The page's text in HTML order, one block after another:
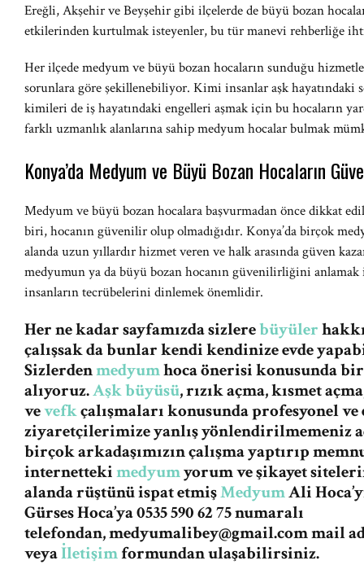
Ereğli, Akşehir ve Beyşehir gibi ilçelerde de büyü bozan
etkilerinden kurtulmak isteyenler, bu tür manevi rehberliğe
Her ilçede medyum ve büyü bozan hocaların sunduğu
sorunlara göre şekillenebiliyor. Kimi insanlar aşk
kimileri de iş hayatındaki engelleri aşmak için bu hocaların
farklı uzmanlık alanlarına sahip medyum hocalar bulmak
Konya’da Medyum ve Büyü Bozan Hocaların
Medyum ve büyü bozan hocalara başvurmadan önce dikkat
biri, hocanın güvenilir olup olmadığıdır. Konya’da birçok
alanda uzun yıllardır hizmet veren ve halk arasında güven
medyumun ya da büyü bozan hocanın güvenilirliğini anlamak
insanların tecrübelerini dinlemek önemlidir.
Her ne kadar sayfamızda sizlerebüyüler
çalışsak da bunlar kendi kendinize evde
Sizlerdenmedyumhoca önerisi konusunda
alıyoruz.Aşk büyüsü, rızık açma, kısmet
vevefkçalışmaları konusunda profesyonel
ziyaretçilerimize yanlış yönlendirilmemeniz
birçok arkadaşımızın çalışma yaptırıp
internettekimedyumyorum ve şikayet
alanda rüştünü ispat etmişMedyumAli
Gürses Hoca’ya 0535 590 62 75 numaralı
telefondan,medyumalibey@gmail.commail
veyaİletişimformundan ulaşabilirsiniz.